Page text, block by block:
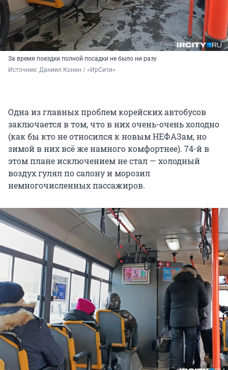
За время поездки полной посадки не было ни разу
Источник: Даниил Конин / «ИрСити»
Одна из главных проблем корейских автобусов
заключается в том, что в них очень-очень холодно
(как бы кто не относился к новым НЕФАЗам, но
зимой в них всё же намного комфортнее). 74-й в
этом плане исключением не стал — холодный
воздух гулял по салону и морозил
немногочисленных пассажиров.